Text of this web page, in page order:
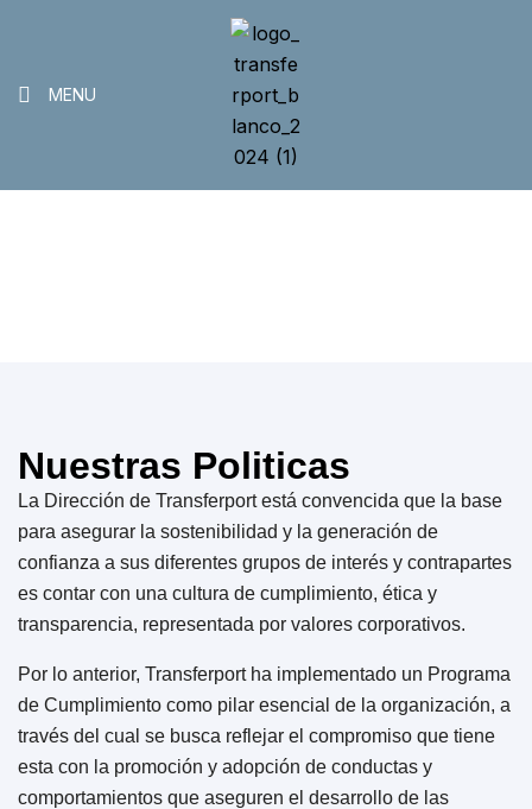
MENU
Cumplimiento
Nuestras Politicas
La Dirección de Transferport está convencida que la base
para asegurar la sostenibilidad y la generación de
confianza a sus diferentes grupos de interés y contrapartes
es contar con una cultura de cumplimiento, ética y
transparencia, representada por valores corporativos.
Por lo anterior, Transferport ha implementado un Programa
de Cumplimiento como pilar esencial de la organización, a
través del cual se busca reflejar el compromiso que tiene
esta con la promoción y adopción de conductas y
comportamientos que aseguren el desarrollo de las